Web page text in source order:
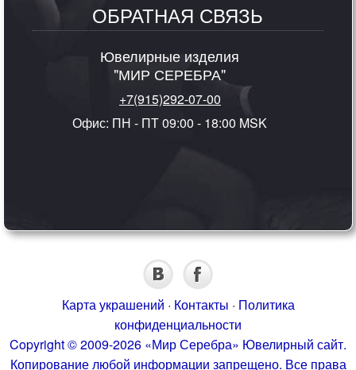
ОБРАТНАЯ СВЯЗЬ
Ювелирные изделия
"МИР СЕРЕБРА"
+7(915)292-07-00
Офис: ПН - ПТ 09:00 - 18:00 MSK
Карта украшений · Контакты · Политика
конфиденциальности
Copyright © 2009-2026 «Мир Серебра» Ювелирный сайт.
Копирование любой информации запрещено. Все права